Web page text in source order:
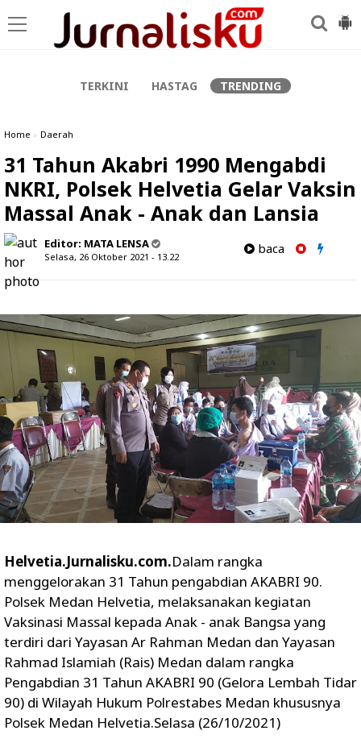
TERKINI HASTAG TRENDING
Home » Daerah
31 Tahun Akabri 1990 Mengabdi
NKRI, Polsek Helvetia Gelar Vaksin
Massal Anak - Anak dan Lansia
Editor: MATA LENSA
Selasa, 26 Oktober 2021 - 13.22
baca
Helvetia.Jurnalisku.com.Dalam rangka
menggelorakan 31 Tahun pengabdian AKABRI 90.
Polsek Medan Helvetia, melaksanakan kegiatan
Vaksinasi Massal kepada Anak - anak Bangsa yang
terdiri dari Yayasan Ar Rahman Medan dan Yayasan
Rahmad Islamiah (Rais) Medan dalam rangka
Pengabdian 31 Tahun AKABRI 90 (Gelora Lembah Tidar
90) di Wilayah Hukum Polrestabes Medan khususnya
Polsek Medan Helvetia.Selasa (26/10/2021)